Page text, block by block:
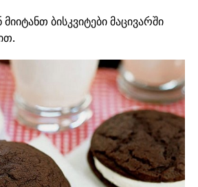
ბისკვიტები მაცივარში